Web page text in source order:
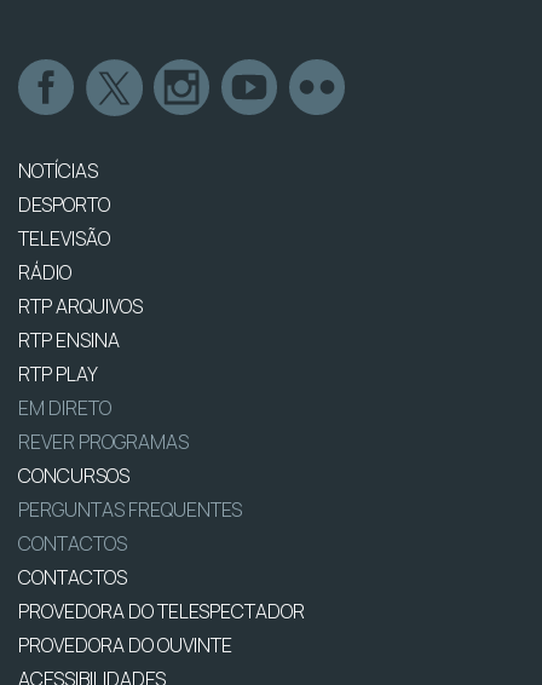
NOTÍCIAS
DESPORTO
TELEVISÃO
RÁDIO
RTP ARQUIVOS
RTP ENSINA
RTP PLAY
EM DIRETO
REVER PROGRAMAS
CONCURSOS
PERGUNTAS FREQUENTES
CONTACTOS
CONTACTOS
PROVEDORA DO TELESPECTADOR
PROVEDORA DO OUVINTE
ACESSIBILIDADES